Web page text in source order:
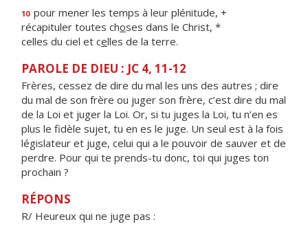
10 pour mener les temps à leur plénitude, +
récapituler toutes choses dans le Christ, *
celles du ciel et celles de la terre.
PAROLE DE DIEU : JC 4, 11-12
Frères, cessez de dire du mal les uns des autres ; dire
du mal de son frère ou juger son frère, c’est dire du mal
de la Loi et juger la Loi. Or, si tu juges la Loi, tu n’en es
plus le fidèle sujet, tu en es le juge. Un seul est à la fois
législateur et juge, celui qui a le pouvoir de sauver et de
perdre. Pour qui te prends-tu donc, toi qui juges ton
prochain ?
RÉPONS
R/ Heureux qui ne juge pas :